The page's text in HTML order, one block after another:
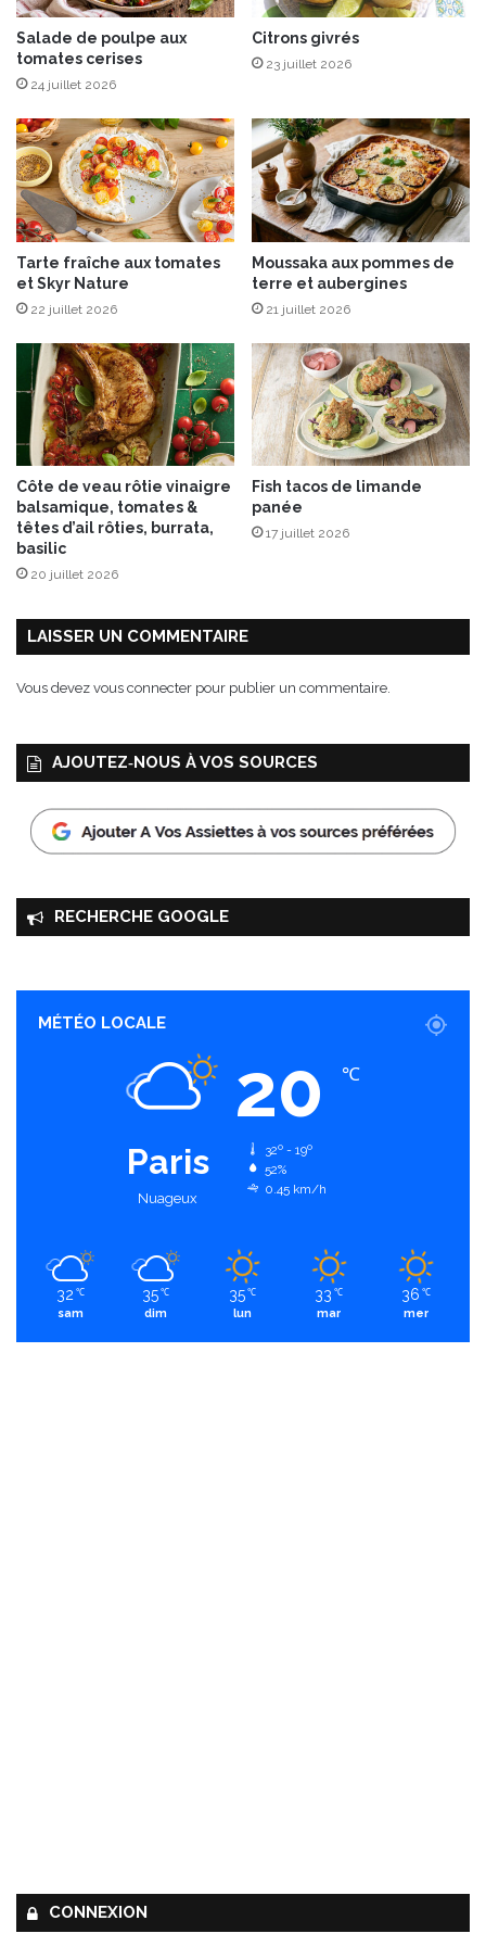
i
v
a
l
d
u
2
5
a
u
2
9
j
2
5
u
e
t
t
e
t
p
i
s
t
a
c
h
c
h
è
v
r
i
Salade de poulpe aux
tomates cerises
24 juillet 2026
Citrons givrés
23 juillet 2026
Tarte fraîche aux tomates
et Skyr Nature
22 juillet 2026
Moussaka aux pommes de
terre et aubergines
21 juillet 2026
Côte de veau rôtie vinaigre
balsamique, tomates &
têtes d’ail rôties, burrata,
basilic
20 juillet 2026
Fish tacos de limande
panée
17 juillet 2026
LAISSER UN COMMENTAIRE
Vous devez vous connecter pour publier un commentaire.
AJOUTEZ‑NOUS À VOS SOURCES
RECHERCHE GOOGLE
MÉTÉO LOCALE
Paris
Nuageux
20 ℃
32º - 19º
52%
0.45 km/h
32 ℃
sam
35 ℃
dim
35 ℃
lun
33 ℃
mar
36 ℃
mer
CONNEXION